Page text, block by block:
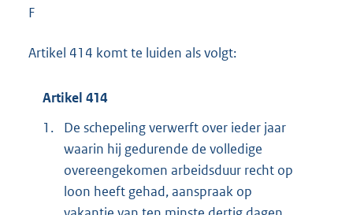
F
Artikel 414 komt te luiden als volgt:
Artikel 414
1.
De schepeling verwerft over ieder jaar
waarin hij gedurende de volledige
overeengekomen arbeidsduur recht op
loon heeft gehad, aanspraak op